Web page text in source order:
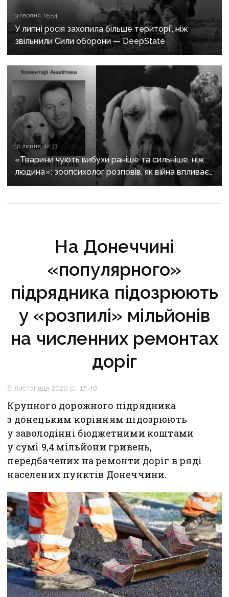
3 серпня, 05:54
У липні росія захопила більше території, ніж
звільнили Сили оборони — DeepState
31 липня, 12:33
«Тварини чують вибухи раніше та сильніше, ніж
людина»: зоопсихолог розповів, як війна впливає
на домашніх улюбленців
На Донеччині
«популярного»
підрядника підозрюють
у «розпилі» мільйонів
на численних ремонтах
доріг
6 листопада 2020 р., 17:40
Крупного дорожного підрядника
з донецьким корінням підозрюють
у заволодінні бюджетними коштами
у сумі 9,4 мільйони гривень,
передбачених на ремонти доріг в ряді
населених пунктів Донеччини.